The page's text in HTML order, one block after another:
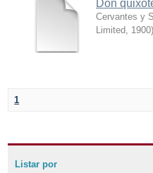
Don
Cervantes y
Limited
1900)
1
Listar por